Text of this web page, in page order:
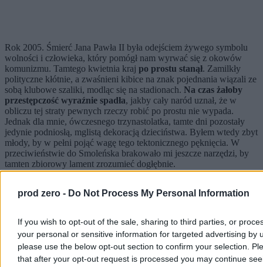
prod zero - Do Not Process My Personal Information
If you wish to opt-out of the sale, sharing to third parties, or
your personal or sensitive information for targeted advertising by
please use the below opt-out section to confirm your selection.
that after your opt-out request is processed you may continue
Rok 2005. Śmierć Jana Pawła II była odejściem żywego symbolu
wolności i człowieka, który pomógł nam wyrwać się z okowów
komunizmu. Tamtego kwietnia kraj po prostu stanął. Zamilkły
polityczne kłótnie, a zwaśnieni kibice na znak pojednania wiązali ze
sobą klubowe szaliki, modląc się na stadionach. Na czas żałoby
przestępczość wyraźnie spadła, jakby cały naród uznał, że w
obliczu tej straty pewnych rzeczy robić po prostu nie wypada.
Jednak dla mnie, ówczesnego trzynastolatka, tamte dni pozostały
jedynie podniosłą, mglistą dekoracją dzieciństwa. Byłem wtedy zbyt
młody, by w pełni pojąć wagę tego tektonicznego pęknięcia. W
przeciwieństwie do Smoleńska brakowało mi jeszcze narzędzi, by
tamten zbiorowy lament zrozumieć dogłębnie.